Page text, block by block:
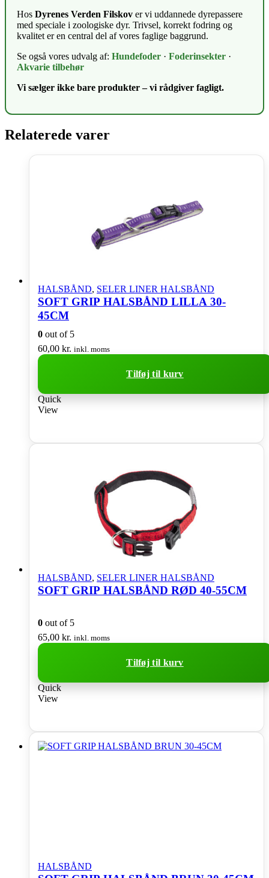
Hos Dyrenes Verden Filskov er vi uddannede dyrepassere
med speciale i zoologiske dyr. Trivsel, korrekt fodring og
kvalitet er en central del af vores faglige baggrund.
Se også vores udvalg af: Hundefoder · Foderinsekter ·
Akvarie tilbehør
Vi sælger ikke bare produkter – vi rådgiver fagligt.
Relaterede varer
HALSBÅND, SELER LINER HALSBÅND
SOFT GRIP HALSBÅND LILLA 30-
45CM
0 out of 5
60,00 kr. inkl. moms
Tilføj til kurv
Quick
View
HALSBÅND, SELER LINER HALSBÅND
SOFT GRIP HALSBÅND RØD 40-55CM
0 out of 5
65,00 kr. inkl. moms
Tilføj til kurv
Quick
View
HALSBÅND